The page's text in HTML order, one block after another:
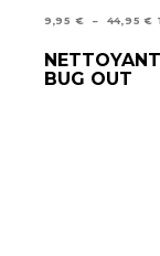
9,95€ – 44,95€
CHOIX DES
BUG OUT